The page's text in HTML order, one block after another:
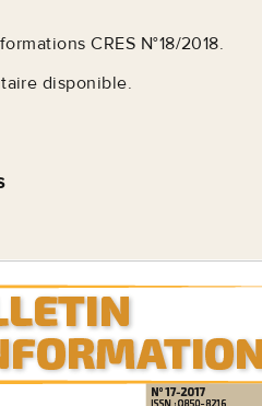
CRES N°18/2018.
disponible.